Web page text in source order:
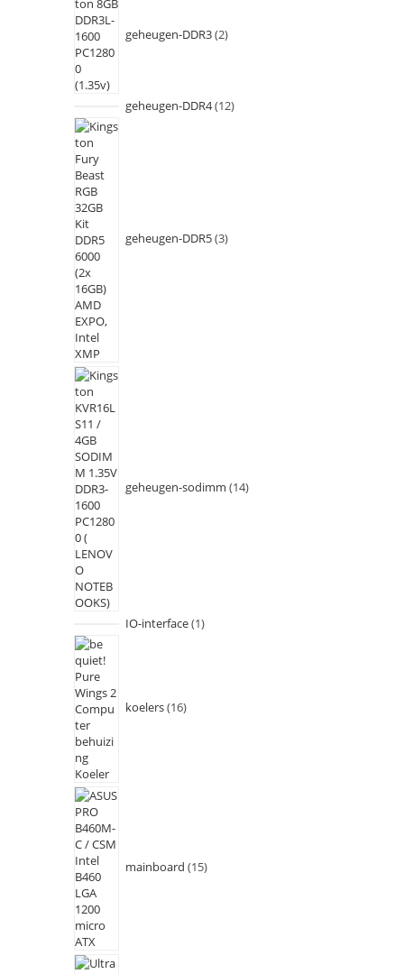
geheugen-DDR3 2
geheugen-DDR4 12
geheugen-DDR5 3
geheugen-sodimm 14
IO-interface 1
koelers 16
mainboard 15